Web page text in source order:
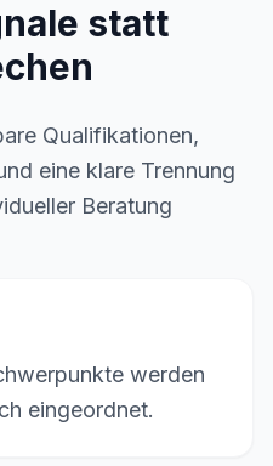
statt
Qualifikationen,
eine klare Trennung
Beratung
werden
eingeordnet.